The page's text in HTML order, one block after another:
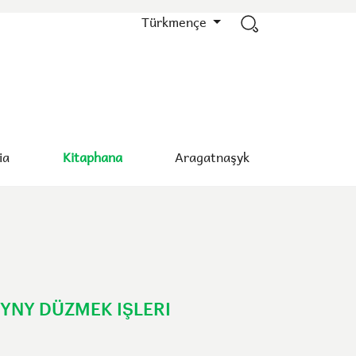
Türkmençe
Kitaphana Aragatnaşyk
DÜZMEK IŞLERI